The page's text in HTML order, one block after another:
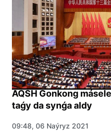
AQSH Gonkong
taǵy da synǵa aldy
09:48, 06 Naýryz 2021